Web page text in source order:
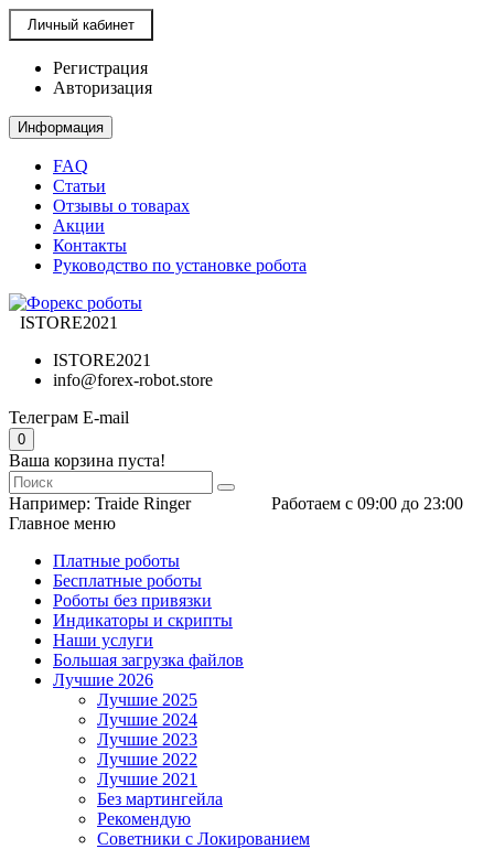
Личный кабинет
Регистрация
Авторизация
Информация
FAQ
Статьи
Отзывы о товарах
Акции
Контакты
Руководство по установке робота
ISTORE2021
ISTORE2021
info@forex-robot.store
Телеграм E-mail
0
Ваша корзина пуста!
Например: Traide Ringer
Работаем с 09:00 до 23:00
Главное меню
Платные роботы
Бесплатные роботы
Роботы без привязки
Индикаторы и скрипты
Наши услуги
Большая загрузка файлов
Лучшие 2026
Лучшие 2025
Лучшие 2024
Лучшие 2023
Лучшие 2022
Лучшие 2021
Без мартингейла
Рекомендую
Советники с Локированием